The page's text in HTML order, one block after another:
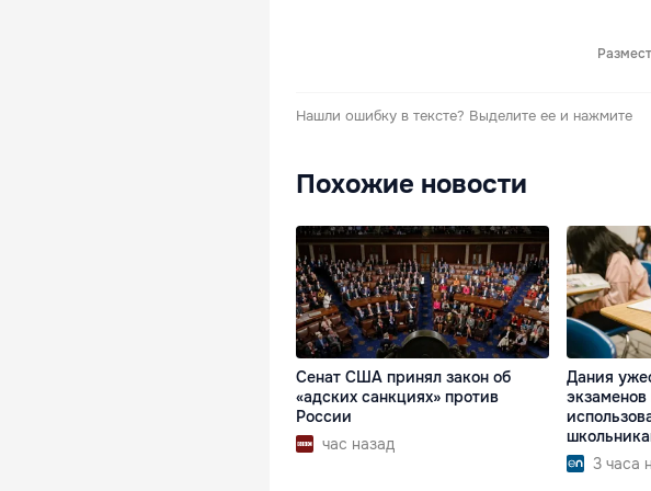
Нашли ошибку в тексте? Выделите ее и нажмите
Похожие новости
Сенат США принял закон об
«адских санкциях» против
России
час назад
Дания
экзаменов
3 часа